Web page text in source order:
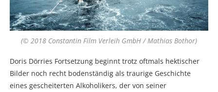
(© 2018 Constantin Film Verleih GmbH / Mathias Bothor)
Doris Dörries Fortsetzung beginnt trotz oftmals hektischer
Bilder noch recht bodenständig als traurige Geschichte
eines gescheiterten Alkoholikers, der von seiner